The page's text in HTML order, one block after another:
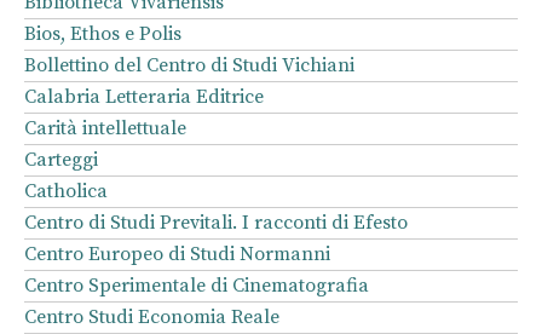
Bios, Ethos e Polis
Bollettino del Centro di Studi Vichiani
Calabria Letteraria Editrice
Carità intellettuale
Carteggi
Catholica
Centro di Studi Previtali. I racconti di Efesto
Centro Europeo di Studi Normanni
Centro Sperimentale di Cinematografia
Centro Studi Economia Reale